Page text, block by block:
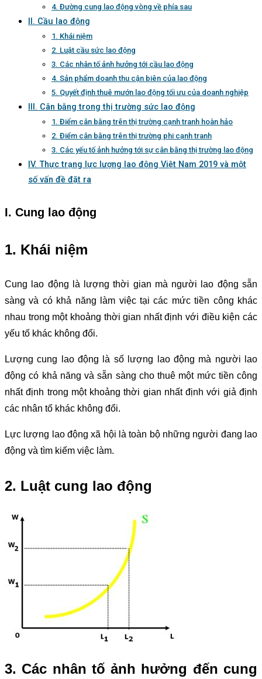
4. Đường cung lao động vòng về phía sau
II. Cầu lao động
1. Khái niệm
2. Luật cầu sức lao động
3. Các nhân tố ảnh hưởng tới cầu lao động
4. Sản phẩm doanh thu cận biên của lao động
5. Quyết định thuê mướn lao động tối ưu của doanh nghiệp
III. Cân bằng trong thị trường sức lao động
1. Điểm cân bằng trên thị trường cạnh tranh hoàn hảo
2. Điểm cân bằng trên thị trường phi cạnh tranh
3. Các yếu tố ảnh hưởng tới sự cân bằng thị trường lao động
IV. Thực trạng lực lượng lao động Việt Nam 2019 và một
số vấn đề đặt ra
I. Cung lao động
1. Khái niệm
Cung lao động là lượng thời gian mà người lao động sẵn
sàng và có khả năng làm việc tại các mức tiền công khác
nhau trong một khoảng thời gian nhất định với điều kiện các
yếu tố khác không đổi.
Lượng cung lao động là số lượng lao động mà người lao
động có khả năng và sẵn sàng cho thuê một mức tiền công
nhất định trong một khoảng thời gian nhất định với giả định
các nhân tố khác không đổi.
Lực lượng lao động xã hội là toàn bộ những người đang lao
động và tìm kiếm việc làm.
2. Luật cung lao động
3. Các nhân tố ảnh hưởng đến cung